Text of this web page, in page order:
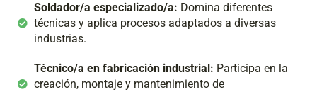
Soldador/a especializado/a: Domina diferentes
técnicas y aplica procesos adaptados a diversas
industrias.
Técnico/a en fabricación industrial: Participa en la
creación, montaje y mantenimiento de